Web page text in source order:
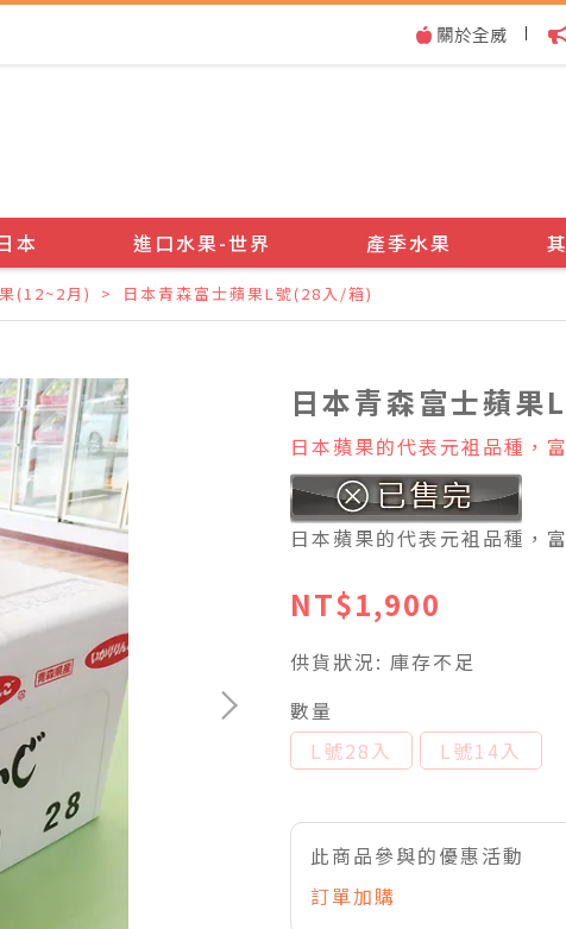
|
本 進口水果-世界 產季水果
(12~2月) 日本青森富士蘋果L號(28入/箱)
日本青森富士蘋
日本蘋果的代表元袓品種，
日本蘋果的代表元袓品種，
NT$1,900
供貨狀況: 庫存不足
數量
L號28入
L號14入
此商品參與的優惠活動
訂單加購